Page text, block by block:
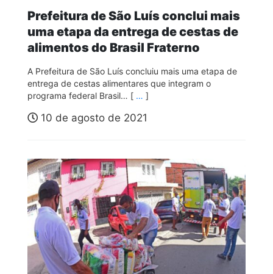
Prefeitura de São Luís conclui mais
uma etapa da entrega de cestas de
alimentos do Brasil Fraterno
A Prefeitura de São Luís concluiu mais uma etapa de
entrega de cestas alimentares que integram o
programa federal Brasil… [ … ]
10 de agosto de 2021